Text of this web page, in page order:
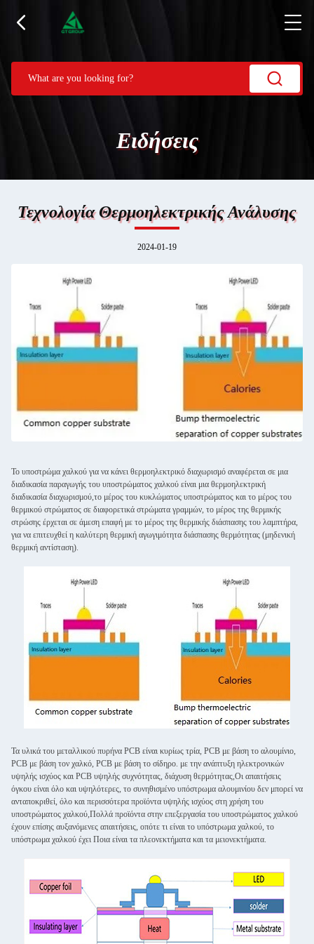
Ειδήσεις
Τεχνολογία Θερμοηλεκτρικής Ανάλυσης
2024-01-19
Το υποστρώμα χαλκού για να κάνει θερμοηλεκτρικό διαχωρισμό αναφέρεται σε μια
διαδικασία παραγωγής του υποστρώματος χαλκού είναι μια θερμοηλεκτρική
διαδικασία διαχωρισμού,το μέρος του κυκλώματος υποστρώματος και το μέρος του
θερμικού στρώματος σε διαφορετικά στρώματα γραμμών, το μέρος της θερμικής
στρώσης έρχεται σε άμεση επαφή με το μέρος της θερμικής διάσπασης του λαμπτήρα,
για να επιτευχθεί η καλύτερη θερμική αγωγιμότητα διάσπασης θερμότητας (μηδενική
θερμική αντίσταση).
Τα υλικά του μεταλλικού πυρήνα PCB είναι κυρίως τρία, PCB με βάση το αλουμίνιο,
PCB με βάση τον χαλκό, PCB με βάση το σίδηρο. με την ανάπτυξη ηλεκτρονικών
υψηλής ισχύος και PCB υψηλής συχνότητας, διάχυση θερμότητας,Οι απαιτήσεις
όγκου είναι όλο και υψηλότερες, το συνηθισμένο υπόστρωμα αλουμινίου δεν μπορεί να
ανταποκριθεί, όλο και περισσότερα προϊόντα υψηλής ισχύος στη χρήση του
υποστρώματος χαλκού,Πολλά προϊόντα στην επεξεργασία του υποστρώματος χαλκού
έχουν επίσης αυξανόμενες απαιτήσεις, οπότε τι είναι το υπόστρωμα χαλκού, το
υπόστρωμα χαλκού έχει Ποια είναι τα πλεονεκτήματα και τα μειονεκτήματα.